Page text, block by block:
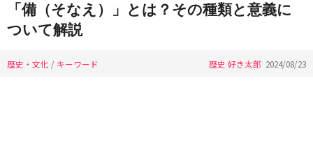
「備（そなえ）」とは？その種類と意義に
ついて解説
歴史・文化 / キーワード 歴史 好き太郎 2024/08/23